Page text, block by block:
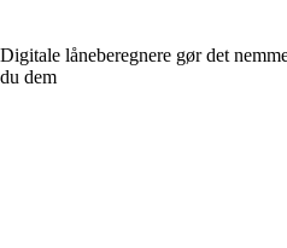
Digitale låneberegnere gør det
du dem